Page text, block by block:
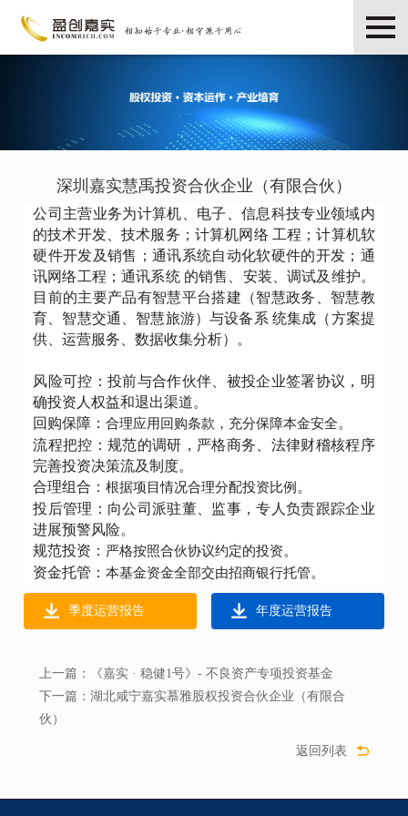
深圳嘉实慧禹投资合伙企业（有限合伙）
公司主营业务为计算机、电子、信息科技专业领域内
的技术开发、技术服务；计算机网络 工程；计算机软
硬件开发及销售；通讯系统自动化软硬件的开发；通
讯网络工程；通讯系统 的销售、安装、调试及维护。
目前的主要产品有智慧平台搭建（智慧政务、智慧教
育、智慧交通、智慧旅游）与设备系 统集成（方案提
供、运营服务、数据收集分析）。
风险可控： 投前与合作伙伴、被投企业签署协议，明
确投资人权益和退出渠道。
回购保障：合理应用回购条款，充分保障本金安全。
流程把控：规范的调研，严格商务、法律财稽核程序
完善投资决策流及制度。
合理组合：根据项目情况合理分配投资比例 。
投后管理：向公司派驻董、监事，专人负责跟踪企业
进展预警风险。
规范投资： 严格按照合伙协议约定的投资。
资金托管：本基金资金全部交由招商银行托管。
季度运营报告 年度运营报告
上一篇：
《嘉实 · 稳健1号》- 不良资产专项投资基金
下一篇： 湖北咸宁嘉实慕雅股权投资合伙企业（有限合
伙）
返回列表